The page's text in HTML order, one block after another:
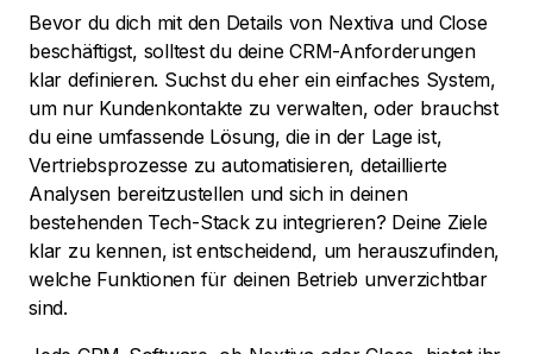
Bevor du dich mit den Details von Nextiva und Close
beschäftigst, solltest du deine CRM-Anforderungen
klar definieren. Suchst du eher ein einfaches System,
um nur Kundenkontakte zu verwalten, oder brauchst
du eine umfassende Lösung, die in der Lage ist,
Vertriebsprozesse zu automatisieren, detaillierte
Analysen bereitzustellen und sich in deinen
bestehenden Tech-Stack zu integrieren? Deine Ziele
klar zu kennen, ist entscheidend, um herauszufinden,
welche Funktionen für deinen Betrieb unverzichtbar
sind.